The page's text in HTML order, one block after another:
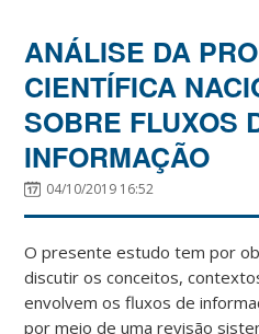
ANÁLISE DA
CIENTÍFICA
SOBRE FLUXOS
INFORMAÇÃO
04/10/2019 16:52
O presente estudo tem por
discutir os conceitos,
envolvem os fluxos de
por meio de uma revisão